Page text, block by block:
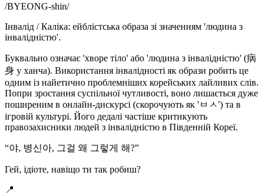
/BYEONG-shin/
Інвалід / Каліка: ейблістська образа зі значенням 'людина з
інвалідністю'.
Буквально означає 'хворе тіло' або 'людина з інвалідністю' (病
身 у ханча). Використання інвалідності як образи робить це
одним із найетично проблемніших корейських лайливих слів.
Попри зростання суспільної чутливості, воно лишається дуже
поширеним в онлайн-дискурсі (скорочують як 'ㅂㅅ') та в
ігровій культурі. Його дедалі частіше критикують
правозахисники людей з інвалідністю в Південній Кореї.
“야, 병신아, 그걸 왜 그렇게 해?”
Гей, ідіоте, навіщо ти так робиш?
📍